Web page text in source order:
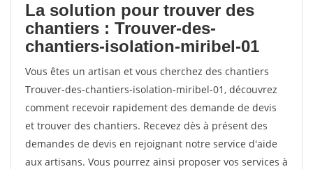
La solution pour trouver des
chantiers : Trouver-des-
chantiers-isolation-miribel-01
Vous êtes un artisan et vous cherchez des chantiers
Trouver-des-chantiers-isolation-miribel-01, découvrez
comment recevoir rapidement des demande de devis
et trouver des chantiers. Recevez dès à présent des
demandes de devis en rejoignant notre service d'aide
aux artisans. Vous pourrez ainsi proposer vos services à